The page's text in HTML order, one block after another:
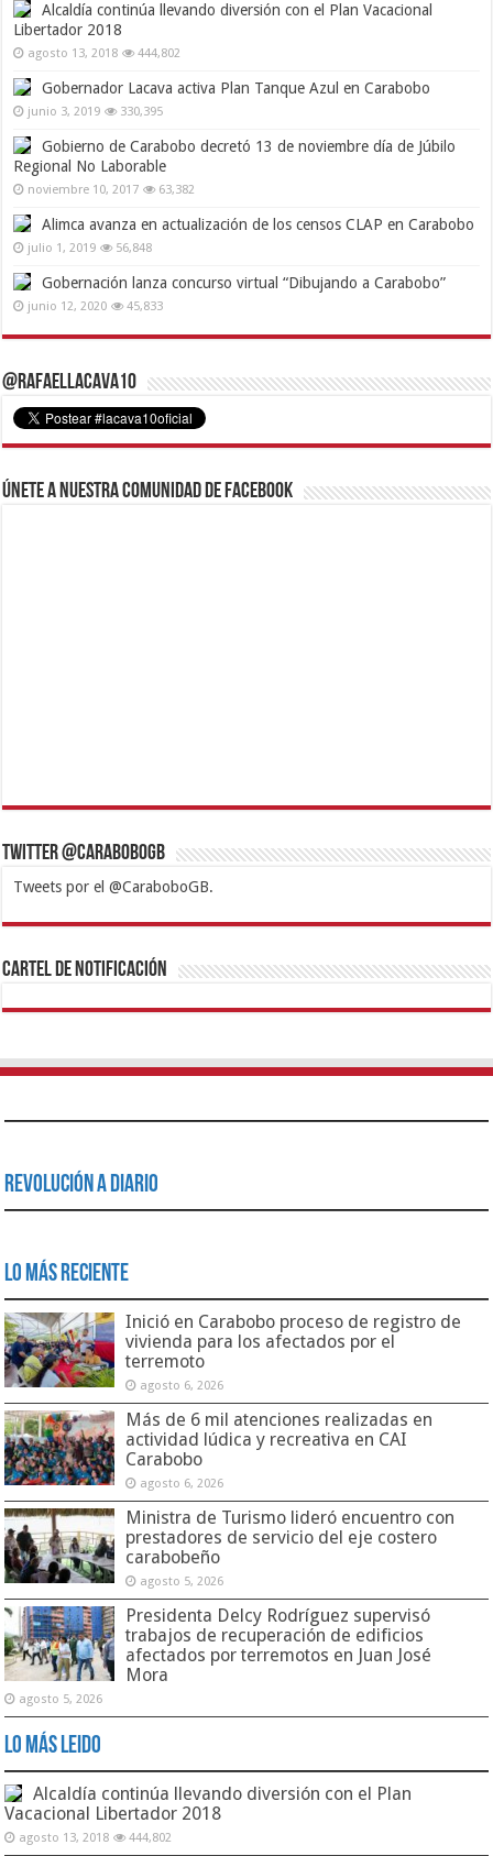
Alcaldía continúa llevando diversión con el Plan Vacacional
Libertador 2018
agosto 13, 2018 444,802
Gobernador Lacava activa Plan Tanque Azul en Carabobo
junio 3, 2019 330,395
Gobierno de Carabobo decretó 13 de noviembre día de Júbilo
Regional No Laborable
noviembre 10, 2017 63,382
Alimca avanza en actualización de los censos CLAP en Carabobo
julio 1, 2019 56,848
Gobernación lanza concurso virtual “Dibujando a Carabobo”
junio 12, 2020 45,833
@RafaelLacava10
Únete a nuestra comunidad de Facebook
Twitter @CaraboboGB
Tweets por el @CaraboboGB.
1xbetBetturkeyBetistKralbetSupertotobetTipobetMatadorbetMariobet
https://mvbcasino.com/
Cartel de Notificación
Revolución a Diario
Lo Más Reciente
Inició en Carabobo proceso de registro de
vivienda para los afectados por el
terremoto
agosto 6, 2026
Más de 6 mil atenciones realizadas en
actividad lúdica y recreativa en CAI
Carabobo
agosto 6, 2026
Ministra de Turismo lideró encuentro con
prestadores de servicio del eje costero
carabobeño
agosto 5, 2026
Presidenta Delcy Rodríguez supervisó
trabajos de recuperación de edificios
afectados por terremotos en Juan José
Mora
agosto 5, 2026
Lo Más Leido
Alcaldía continúa llevando diversión con el Plan
Vacacional Libertador 2018
agosto 13, 2018 444,802